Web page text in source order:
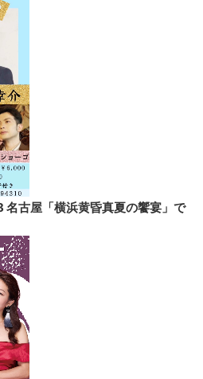
古屋「横浜黄昏真夏の饗宴」で